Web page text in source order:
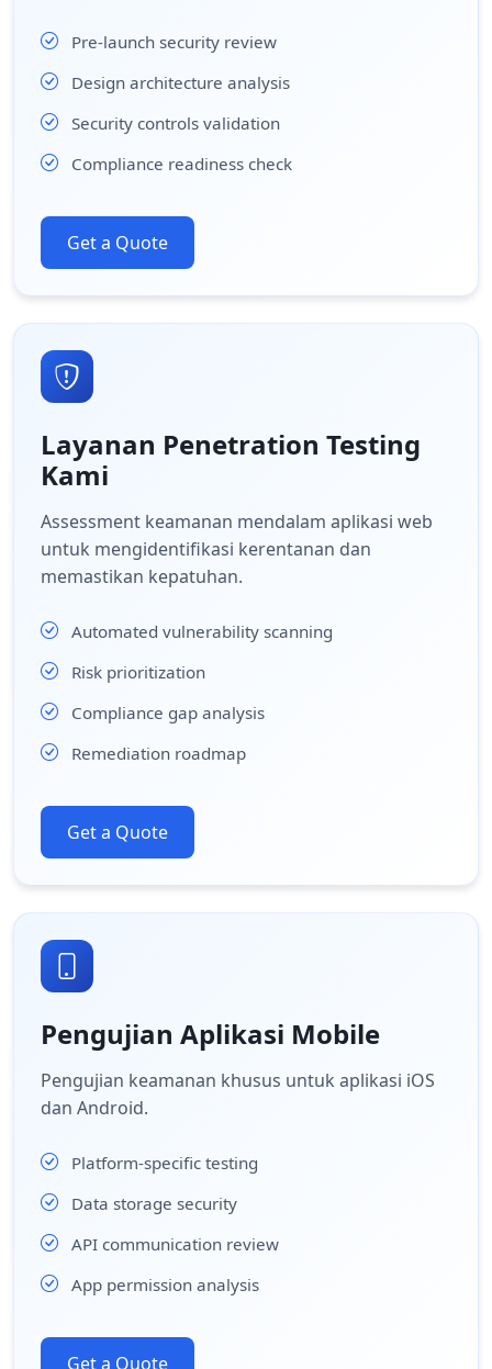
Pre-launch security review
Design architecture analysis
Security controls validation
Compliance readiness check
Get a Quote
Layanan Penetration Testing
Kami
Assessment keamanan mendalam aplikasi web
untuk mengidentifikasi kerentanan dan
memastikan kepatuhan.
Automated vulnerability scanning
Risk prioritization
Compliance gap analysis
Remediation roadmap
Get a Quote
Pengujian Aplikasi Mobile
Pengujian keamanan khusus untuk aplikasi iOS
dan Android.
Platform-specific testing
Data storage security
API communication review
App permission analysis
Get a Quote